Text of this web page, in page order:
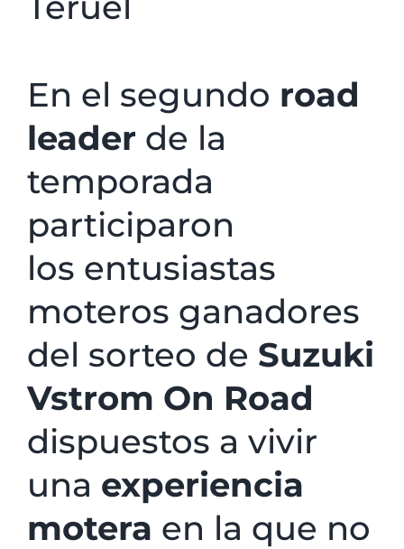
En el segundo road
leader de la
temporada
participaron
los entusiastas
moteros ganadores
del sorteo de Suzuki
Vstrom On Road
dispuestos a vivir
una experiencia
motera en la que no